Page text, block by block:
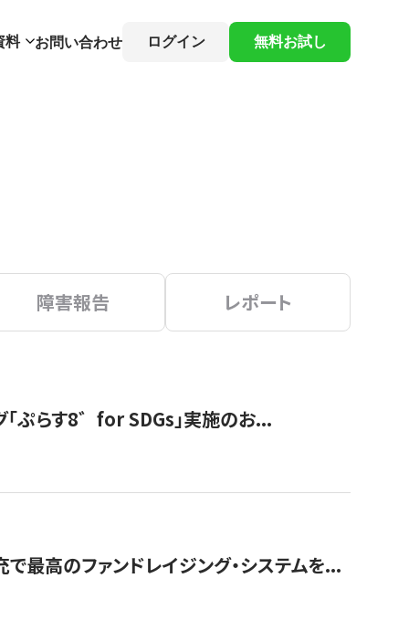
料 お問い合わせ ログイン 無料お試し
障害報告 レポート
ぷらす8゛for SDGs」実施のお...
最高のファンドレイジング・システムを...